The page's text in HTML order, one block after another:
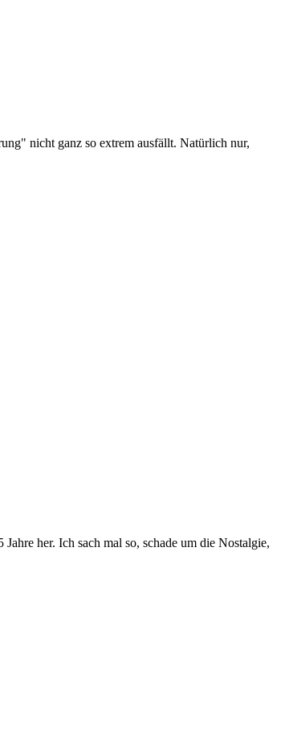
nicht ganz so extrem ausfällt. Natürlich nur,
her. Ich sach mal so, schade um die Nostalgie,